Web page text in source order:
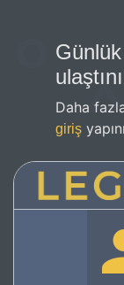
Daha
giriş